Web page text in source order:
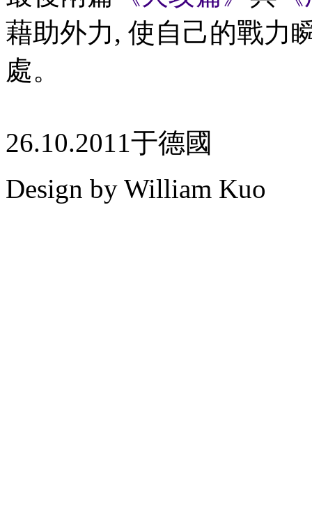
藉助外力, 使自己的戰力
處。
26.10.2011于德國
Design by William Kuo